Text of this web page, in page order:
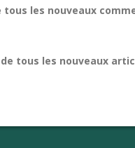
tous les nouveaux
tous les nouveaux